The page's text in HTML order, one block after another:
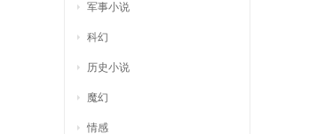
军事小说
科幻
历史小说
魔幻
情感